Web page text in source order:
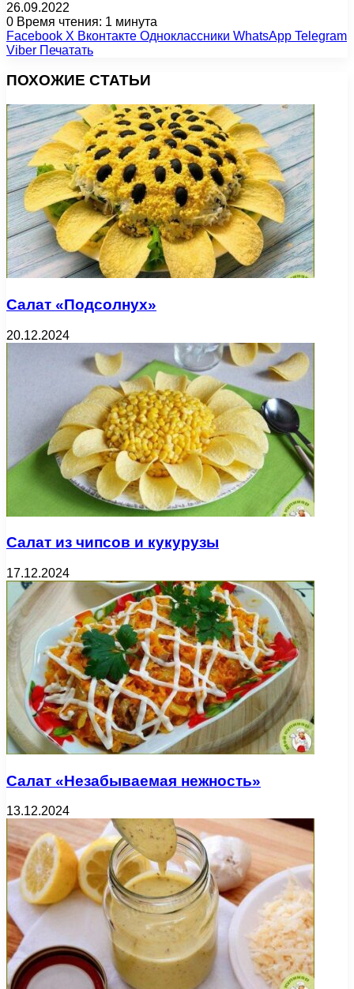
26.09.2022
0 Время чтения: 1 минута
Facebook X Вконтакте Одноклассники WhatsApp Telegram
Viber Печатать
ПОХОЖИЕ СТАТЬИ
Салат «Подсолнух»
20.12.2024
Салат из чипсов и кукурузы
17.12.2024
Салат «Незабываемая нежность»
13.12.2024